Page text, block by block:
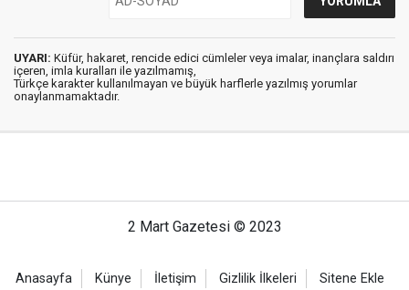
UYARI: Küfür, hakaret, rencide edici cümleler veya imalar, inançlara saldırı
içeren, imla kuralları ile yazılmamış,
Türkçe karakter kullanılmayan ve büyük harflerle yazılmış yorumlar
onaylanmamaktadır.
2 Mart Gazetesi © 2023
Anasayfa Künye İletişim Gizlilik İlkeleri Sitene Ekle